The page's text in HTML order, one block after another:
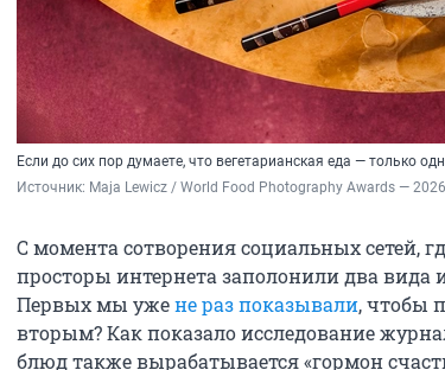
Если до сих пор думаете, что вегетарианская еда — только
Источник: Maja Lewicz / World Food Photography Awards — 2026
С момента сотворения социальных сетей,
просторы интернета заполонили два вида
Первых мы ужене раз показывали, чтобы
вторым? Как показало исследование
блюд также вырабатывается «гормон